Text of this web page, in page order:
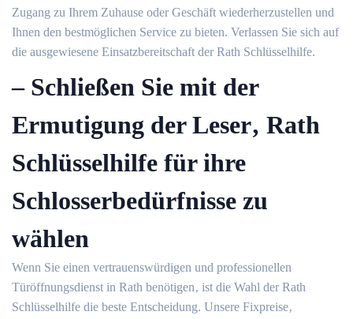
Zugang zu Ihrem Zuhause oder Geschäft wiederherzustellen und
Ihnen den bestmöglichen Service zu bieten. Verlassen Sie sich auf
die ausgewiesene Einsatzbereitschaft der Rath Schlüsselhilfe.​
– Schließen Sie mit der
Ermutigung der Leser‚ Rath
Schlüsselhilfe für ihre
Schlosserbedürfnisse zu
wählen
Wenn Sie einen vertrauenswürdigen und professionellen
Türöffnungsdienst in Rath benötigen‚ ist die Wahl der Rath
Schlüsselhilfe die beste Entscheidung.​ Unsere Fixpreise‚